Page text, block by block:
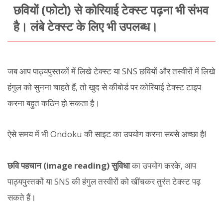
छवियों (फोटो) से कोरियाई टेक्स्ट पढ़ना भी संभव
है। लंबे टेक्स्ट के लिए भी उपलब्ध।
जब आप पाठ्यपुस्तकों में लिखे टेक्स्ट या SNS छवियों और तस्वीरों में लिखे
हंगुल को सुनना चाहते हैं, तो खुद से कीबोर्ड पर कोरियाई टेक्स्ट टाइप
करना बहुत कठिन हो सकता है।
ऐसे समय में भी Ondoku की साइट का उपयोग करना सबसे अच्छा है!
छवि पहचान (image reading) सुविधाका उपयोग करके, आप
पाठ्यपुस्तकों या SNS की हंगुल तस्वीरों को खींचकर तुरंत टेक्स्ट पढ़
सकते हैं।